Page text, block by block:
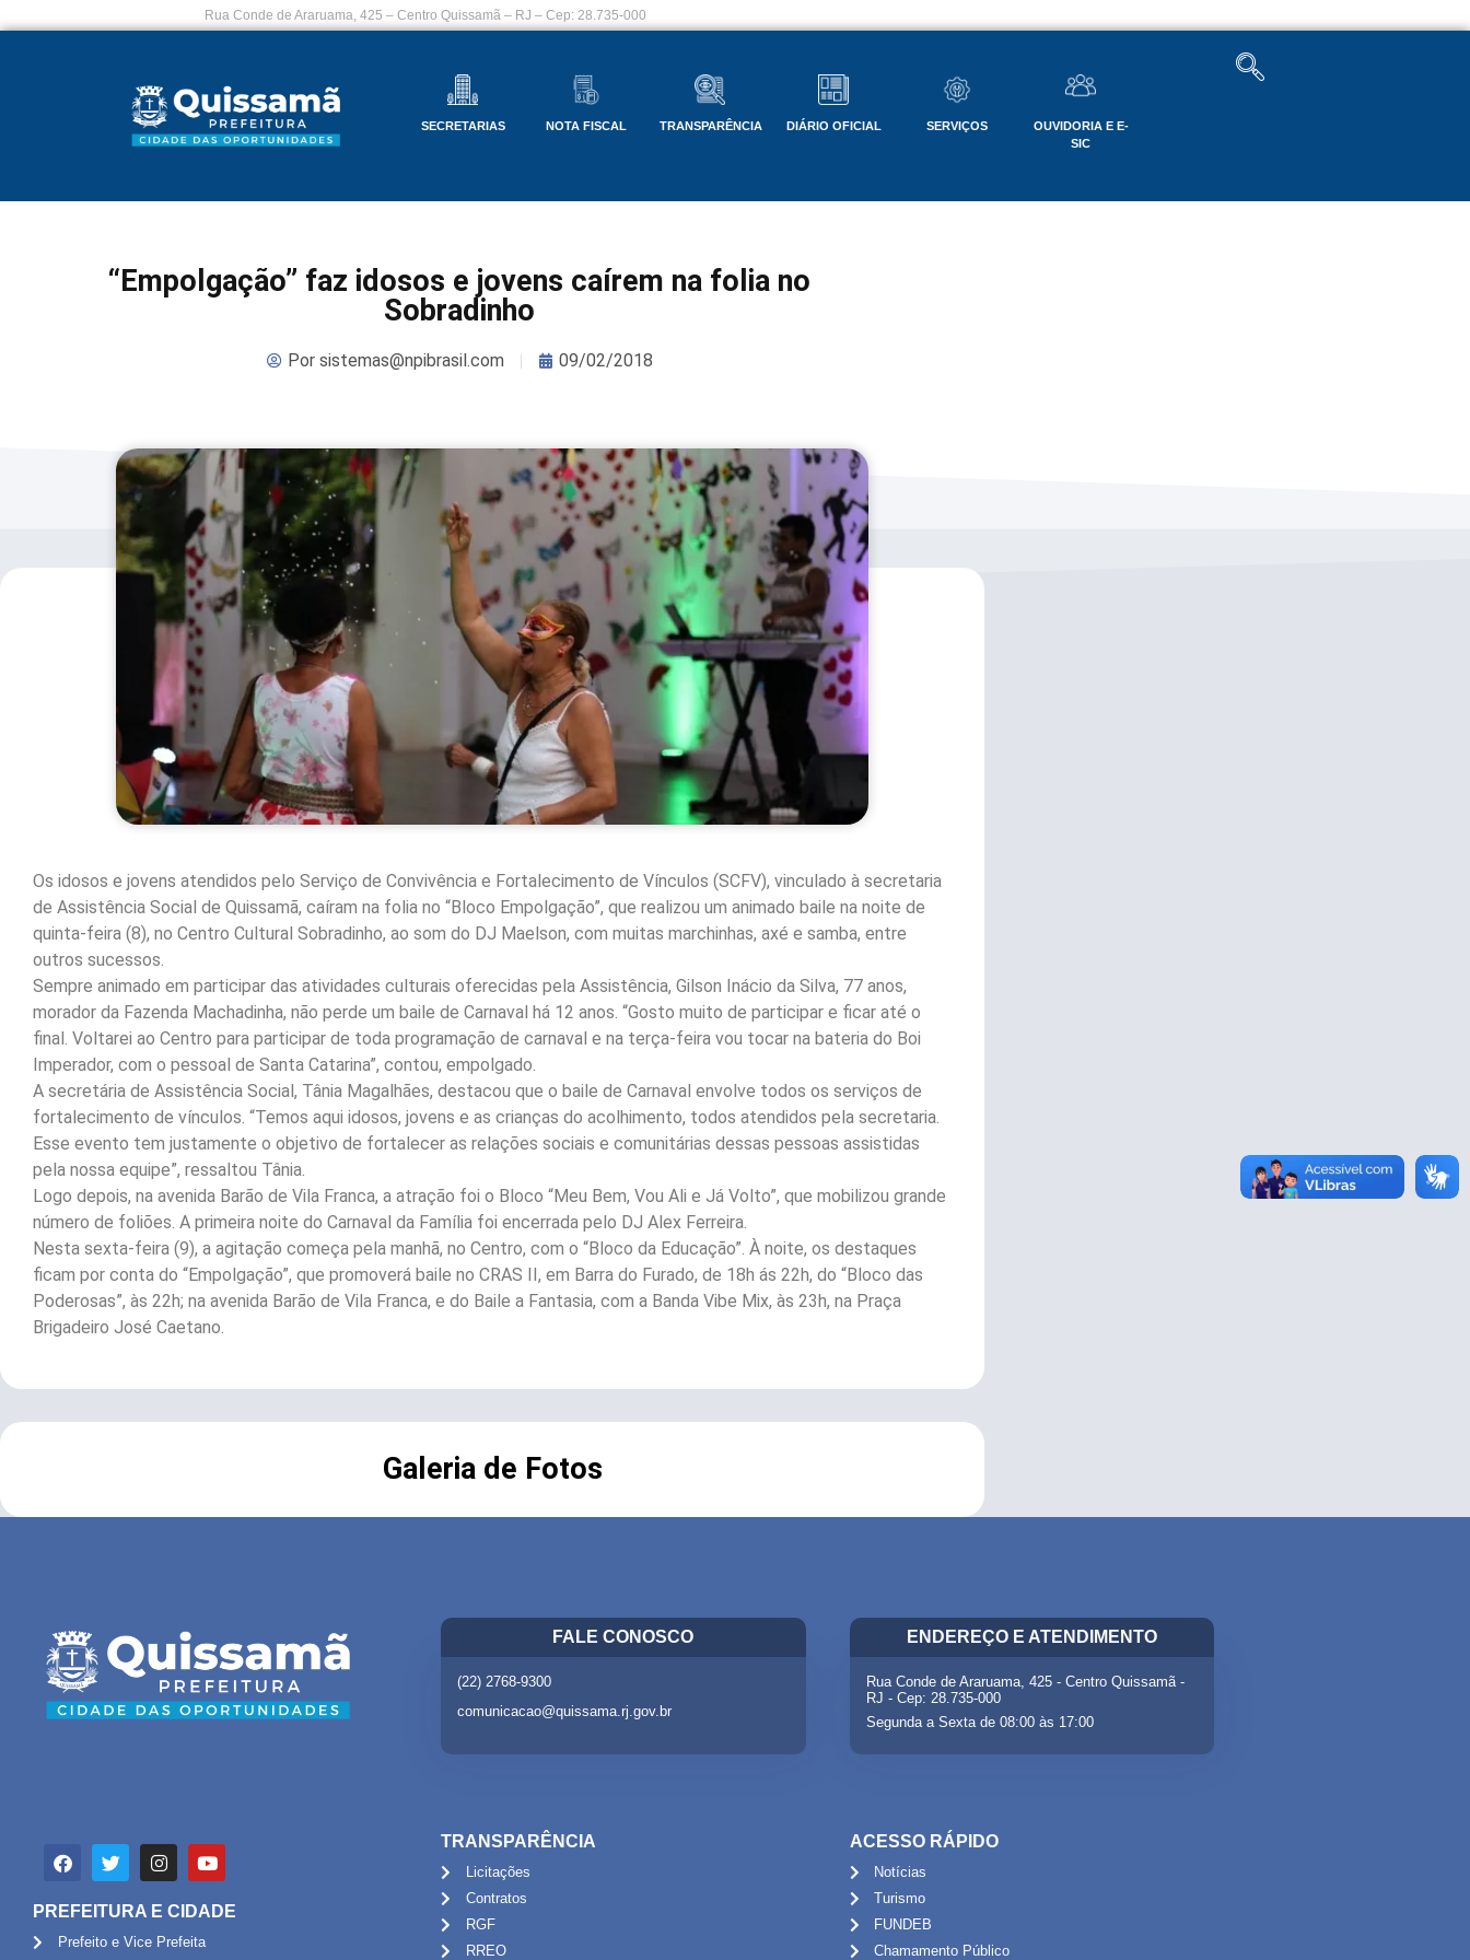
Rua Conde de Araruama, 425 – Centro Quissamã – RJ – Cep: 28.735-000
SECRETARIAS NOTA FISCAL TRANSPARÊNCIA DIÁRIO OFICIAL SERVIÇOS
OUVIDORIA E E-
SIC
“Empolgação” faz idosos e jovens caírem na folia no
Sobradinho
Porsistemas@npibrasil.com 09/02/2018
Os idosos e jovens atendidos pelo Serviço de Convivência e Fortalecimento de Vínculos (SCFV), vinculado à secretaria
de Assistência Social de Quissamã, caíram na folia no “Bloco Empolgação”, que realizou um animado baile na noite de
quinta-feira (8), no Centro Cultural Sobradinho, ao som do DJ Maelson, com muitas marchinhas, axé e samba, entre
outros sucessos.
Sempre animado em participar das atividades culturais oferecidas pela Assistência, Gilson Inácio da Silva, 77 anos,
morador da Fazenda Machadinha, não perde um baile de Carnaval há 12 anos. “Gosto muito de participar e ficar até o
final. Voltarei ao Centro para participar de toda programação de carnaval e na terça-feira vou tocar na bateria do Boi
Imperador, com o pessoal de Santa Catarina”, contou, empolgado.
A secretária de Assistência Social, Tânia Magalhães, destacou que o baile de Carnaval envolve todos os serviços de
fortalecimento de vínculos. “Temos aqui idosos, jovens e as crianças do acolhimento, todos atendidos pela secretaria.
Esse evento tem justamente o objetivo de fortalecer as relações sociais e comunitárias dessas pessoas assistidas
pela nossa equipe”, ressaltou Tânia.
Logo depois, na avenida Barão de Vila Franca, a atração foi o Bloco “Meu Bem, Vou Ali e Já Volto”, que mobilizou grande
número de foliões. A primeira noite do Carnaval da Família foi encerrada pelo DJ Alex Ferreira.
Nesta sexta-feira (9), a agitação começa pela manhã, no Centro, com o “Bloco da Educação”. À noite, os destaques
ficam por conta do “Empolgação”, que promoverá baile no CRAS II, em Barra do Furado, de 18h ás 22h, do “Bloco das
Poderosas”, às 22h; na avenida Barão de Vila Franca, e do Baile a Fantasia, com a Banda Vibe Mix, às 23h, na Praça
Brigadeiro José Caetano.
Galeria de Fotos
FALE CONOSCO
(22) 2768-9300
comunicacao@quissama.rj.gov.br
ENDEREÇO E ATENDIMENTO
Rua Conde de Araruama, 425 - Centro Quissamã -
RJ - Cep: 28.735-000
Segunda a Sexta de 08:00 às 17:00
PREFEITURA E CIDADE
Prefeito e Vice Prefeita
TRANSPARÊNCIA
Licitações
Contratos
RGF
RREO
ACESSO RÁPIDO
Notícias
Turismo
FUNDEB
Chamamento Público